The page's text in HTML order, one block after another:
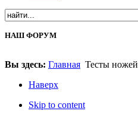
НАШ ФОРУМ
Вы здесь: Главная Тесты ножей
Наверх
Skip to content